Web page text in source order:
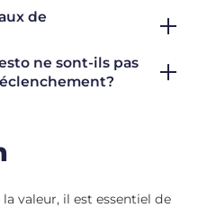
de
ne sont-ils pas
valeur, il est essentiel de